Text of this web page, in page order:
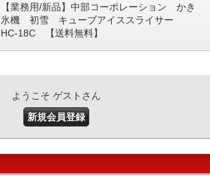
【業務用/新品】中部コーポレーション かき
氷機 初雪 キューブアイススライサー
HC-18C 【送料無料】
ようこそ ゲストさん
新規会員登録